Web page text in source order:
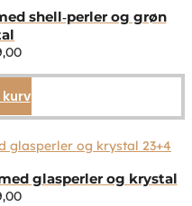
shell‑perler og grøn
glasperler og krystal